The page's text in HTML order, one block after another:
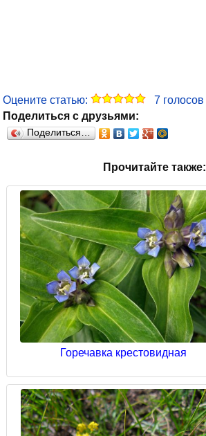
Оцените статью: 7 голосов
Поделиться с друзьями:
Поделиться…
Прочитайте также:
Горечавка крестовидная